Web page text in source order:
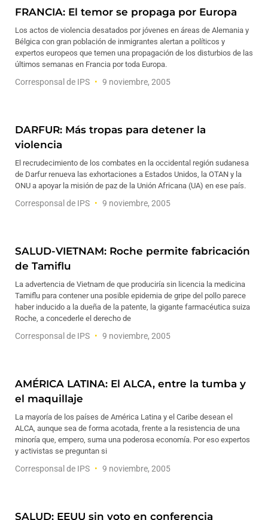
FRANCIA: El temor se propaga por Europa
Los actos de violencia desatados por jóvenes en áreas de Alemania y
Bélgica con gran población de inmigrantes alertan a políticos y
expertos europeos que temen una propagación de los disturbios de las
últimos semanas en Francia por toda Europa.
Corresponsal de IPS 9 noviembre, 2005
DARFUR: Más tropas para detener la
violencia
El recrudecimiento de los combates en la occidental región sudanesa
de Darfur renueva las exhortaciones a Estados Unidos, la OTAN y la
ONU a apoyar la misión de paz de la Unión Africana (UA) en ese país.
Corresponsal de IPS 9 noviembre, 2005
SALUD-VIETNAM: Roche permite fabricación
de Tamiflu
La advertencia de Vietnam de que produciría sin licencia la medicina
Tamiflu para contener una posible epidemia de gripe del pollo parece
haber inducido a la dueña de la patente, la gigante farmacéutica suiza
Roche, a concederle el derecho de
Corresponsal de IPS 9 noviembre, 2005
AMÉRICA LATINA: El ALCA, entre la tumba y
el maquillaje
La mayoría de los países de América Latina y el Caribe desean el
ALCA, aunque sea de forma acotada, frente a la resistencia de una
minoría que, empero, suma una poderosa economía. Por eso expertos
y activistas se preguntan si
Corresponsal de IPS 9 noviembre, 2005
SALUD: EEUU sin voto en conferencia